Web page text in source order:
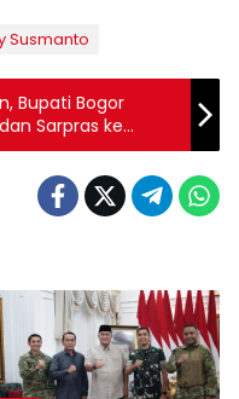
Susmanto
Bupati Bogor
Sarpras ke